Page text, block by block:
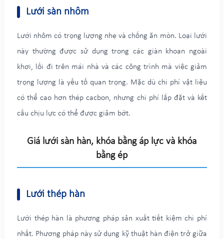
Lưới sàn nhôm
Lưới nhôm có trọng lượng nhẹ và chống ăn mòn. Loại lưới
này thường được sử dụng trong các giàn khoan ngoài
khơi, lối đi trên mái nhà và các công trình mà việc giảm
trọng lượng là yếu tố quan trọng. Mặc dù chi phí vật liệu
có thể cao hơn thép cacbon, nhưng chi phí lắp đặt và kết
cấu chịu lực có thể được giảm bớt.
Giá lưới sàn hàn, khóa bằng áp lực và khóa
bằng ép
Lưới thép hàn
Lưới thép hàn là phương pháp sản xuất tiết kiệm chi phí
nhất. Phương pháp này sử dụng kỹ thuật hàn điện trở giữa